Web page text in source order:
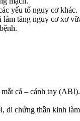
yếu tố nguy cơ khác.
tăng nguy cơ xơ
cá – cánh tay
chứng thần kinh